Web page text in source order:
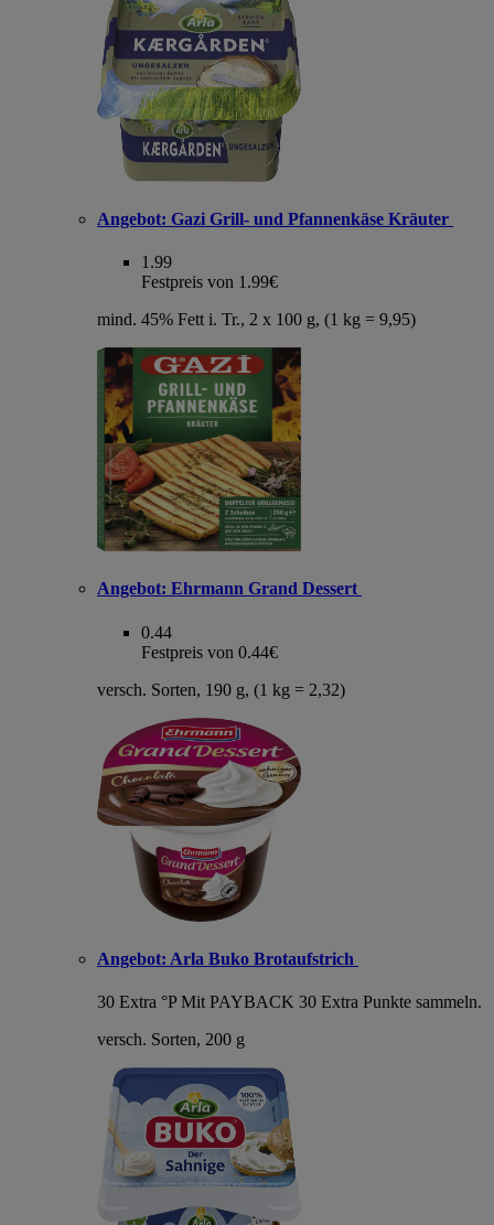
Angebot: Gazi Grill- und Pfannenkäse Kräuter
1.99
Festpreis von 1.99€
mind. 45% Fett i. Tr., 2 x 100 g, (1 kg = 9,95)
Angebot: Ehrmann Grand Dessert
0.44
Festpreis von 0.44€
versch. Sorten, 190 g, (1 kg = 2,32)
Angebot: Arla Buko Brotaufstrich
30 Extra °P Mit PAYBACK 30 Extra Punkte sammeln.
versch. Sorten, 200 g